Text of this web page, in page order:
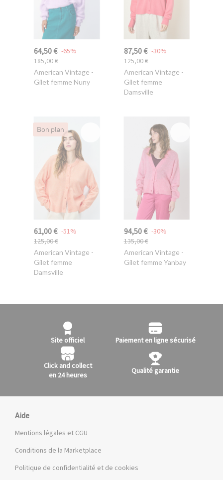
64,50 €
185,00 €
-65%
American Vintage -
Gilet femme Nuny
87,50 €
125,00 €
-30%
American Vintage -
Gilet femme
Damsville
Bon plan
61,00 €
125,00 €
-51%
American Vintage -
Gilet femme
Damsville
94,50 €
135,00 €
-30%
American Vintage -
Gilet femme Yanbay
Site officiel Paiement en ligne sécurisé
Click and collect
en 24 heures
Qualité garantie
Aide
Mentions légales et CGU
Conditions de la Marketplace
Politique de confidentialité et de cookies